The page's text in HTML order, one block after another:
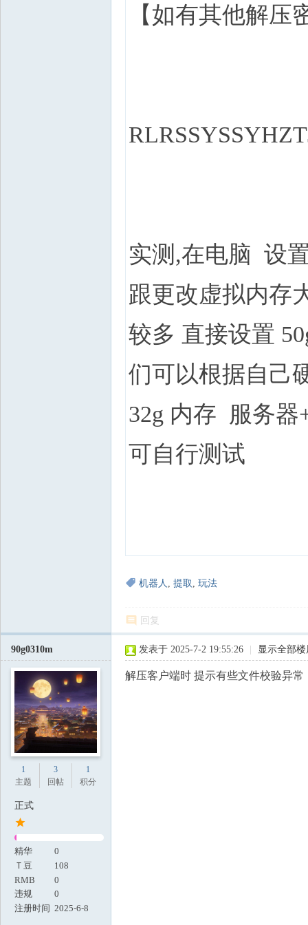
【如有其他解
实测,在电脑 设
跟更改虚拟内存
较多 直接设置
们可以根据自己
32g 内存 服务器
可自行测试
机器人 , 提取 , 玩法
回复
90g0310m
1
主题
3
回帖
1
积分
正式
精华
0
Ｔ豆
108
RMB
0
违规
0
注册时间 2025-6-8
发表于 2025-7-2 19:55:26 显示全部楼
解压客户端时 提示有些文件校验异